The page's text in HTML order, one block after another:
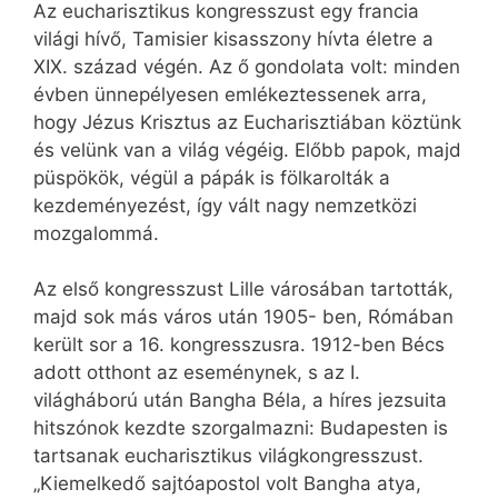
Az eucharisztikus kongresszust egy francia
világi hívő, Tamisier kisasszony hívta életre a
XIX. század végén. Az ő gondolata volt: minden
évben ünnepélyesen emlékeztessenek arra,
hogy Jézus Krisztus az Eucharisztiában köztünk
és velünk van a világ végéig. Előbb papok, majd
püspökök, végül a pápák is fölkarolták a
kezdeményezést, így vált nagy nemzetközi
mozgalommá.
Az első kongresszust Lille városában tartották,
majd sok más város után 1905- ben, Rómában
került sor a 16. kongresszusra. 1912-ben Bécs
adott otthont az eseménynek, s az I.
világháború után Bangha Béla, a híres jezsuita
hitszónok kezdte szorgalmazni: Budapesten is
tartsanak eucharisztikus világkongresszust.
„Kiemelkedő sajtóapostol volt Bangha atya,